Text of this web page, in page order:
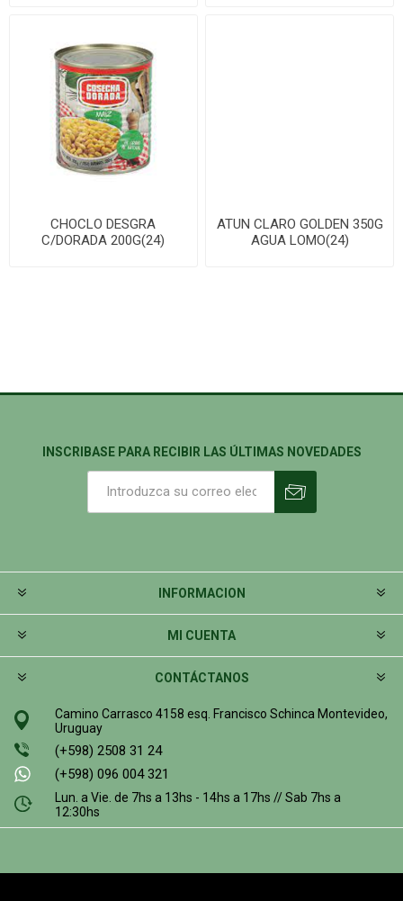
CHOCLO DESGRA
C/DORADA 200G(24)
ATUN CLARO GOLDEN 350G
AGUA LOMO(24)
INSCRIBASE PARA RECIBIR LAS ÚLTIMAS NOVEDADES
INFORMACION
MI CUENTA
CONTÁCTANOS
Camino Carrasco 4158 esq. Francisco Schinca Montevideo,
Uruguay
(+598) 2508 31 24
(+598) 096 004 321
Lun. a Vie. de 7hs a 13hs - 14hs a 17hs // Sab 7hs a
12:30hs